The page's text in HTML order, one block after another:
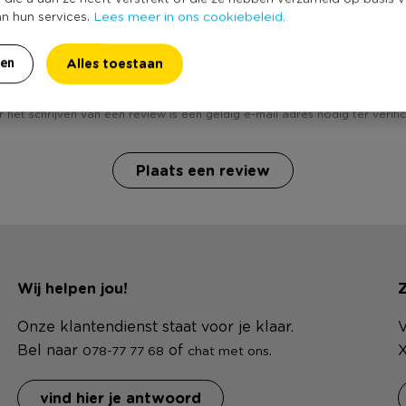
hun services. Lees meer in ons cookiebeleid.
Alles toestaan
- set van 2 - diverse varianten? Schrijf
het schrijven van een review is een geldig e-mail adres nodig ter
Plaats een review
Wij helpen jou!
Onze klantendienst staat voor je klaar.
Bel naar 078-77 77 68 of chat met ons.
vind hier je antwoord